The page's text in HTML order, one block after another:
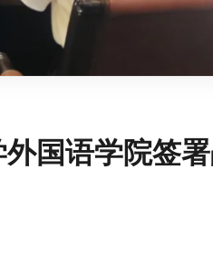
国语学院签